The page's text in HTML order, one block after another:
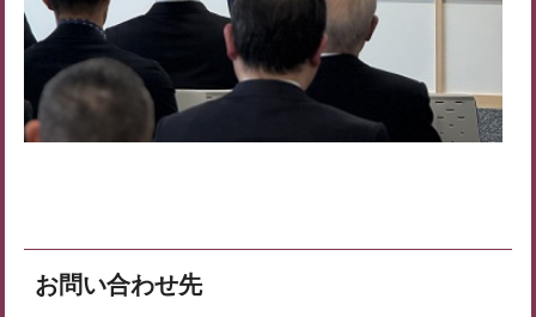
お問い合わせ先